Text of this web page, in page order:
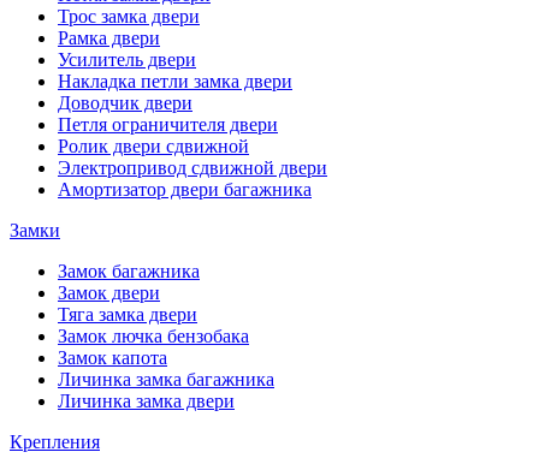
Трос замка двери
Рамка двери
Усилитель двери
Накладка петли замка двери
Доводчик двери
Петля ограничителя двери
Ролик двери сдвижной
Электропривод сдвижной двери
Амортизатор двери багажника
Замки
Замок багажника
Замок двери
Тяга замка двери
Замок лючка бензобака
Замок капота
Личинка замка багажника
Личинка замка двери
Крепления